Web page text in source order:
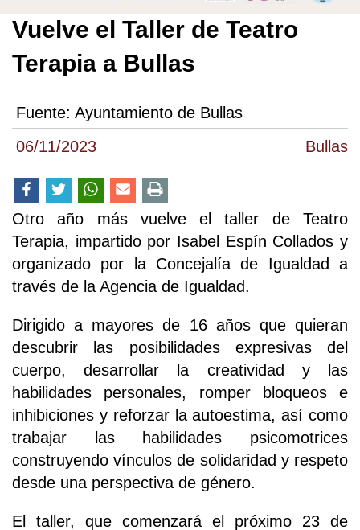
06/11/2023 Bullas
Vuelve el Taller de Teatro
Terapia a Bullas
Fuente: Ayuntamiento de Bullas
Otro año más vuelve el taller de Teatro
Terapia, impartido por Isabel Espín Collados y
organizado por la Concejalía de Igualdad a
través de la Agencia de Igualdad.
Dirigido a mayores de 16 años que quieran
descubrir las posibilidades expresivas del
cuerpo, desarrollar la creatividad y las
habilidades personales, romper bloqueos e
inhibiciones y reforzar la autoestima, así como
trabajar las habilidades psicomotrices
construyendo vínculos de solidaridad y respeto
desde una perspectiva de género.
El taller, que comenzará el próximo 23 de